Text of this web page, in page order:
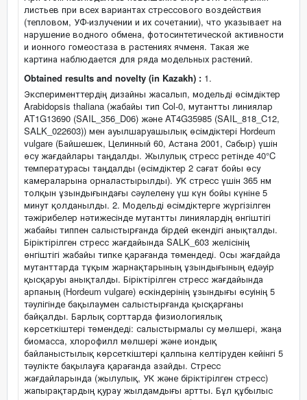
листьев при всех вариантах стрессового воздействия
(тепловом, УФ-излучении и их сочетании), что указывает на
нарушение водного обмена, фотосинтетической активности
и ионного гомеостаза в растениях ячменя. Такая же
картина наблюдается для ряда модельных растений.
Obtained results and novelty (in Kazakh) : 1.
Эксперименттердің дизайны жасалып, модельді өсімдіктер
Arabidopsis thaliana (жабайы тип Col-0, мутантты линиялар
AT1G13690 (SAIL_356_D06) және AT4G35985 (SAIL_818_C12,
SALK_022603)) мен ауылшаруашылық өсімдіктері Hordeum
vulgare (Байшешек, Целинный 60, Астана 2001, Сабыр) үшін
өсу жағдайлары таңдалды. Жылулық стресс ретінде 40°C
температурасы таңдалды (өсімдіктер 2 сағат бойы өсу
камераларына орналастырылды). УК стресс үшін 365 нм
толқын ұзындығындағы сәулелену үш күн бойы күніне 5
минут қолданылды. 2. Модельді өсімдіктерге жүргізілген
тәжірибелер нәтижесінде мутантты линиялардің өнгіштігі
жабайы типпен салыстырғанда бірдей екендігі анықталды.
Біріктірілген стресс жағдайында SALK_603 желісінің
өнгіштігі жабайы типке қарағанда төмендеді. Осы жағдайда
мутанттарда тұқым жарнақтарының ұзындығының едәуір
қысқаруы анықталды. Біріктірілген стресс жағдайында
арпаның (Hordeum vulgare) өскіндерінің ұзындығы өсуінің 5
тәулігінде бақылаумен салыстырғанда қысқарғаны
байқалды. Барлық сорттарда физиологиялық
көрсеткіштері төмендеді: салыстырмалы су мөлшері, жаңа
биомасса, хлорофилл мөлшері және иондық
байланыстылық көрсеткіштері қалпына келтіруден кейінгі 5
тәулікте бақылауға қарағанда азайды. Стресс
жағдайларында (жылулық, УК және біріктірілген стресс)
жапырақтардың қурау жылдамдығы артты. Бұл құбылыс